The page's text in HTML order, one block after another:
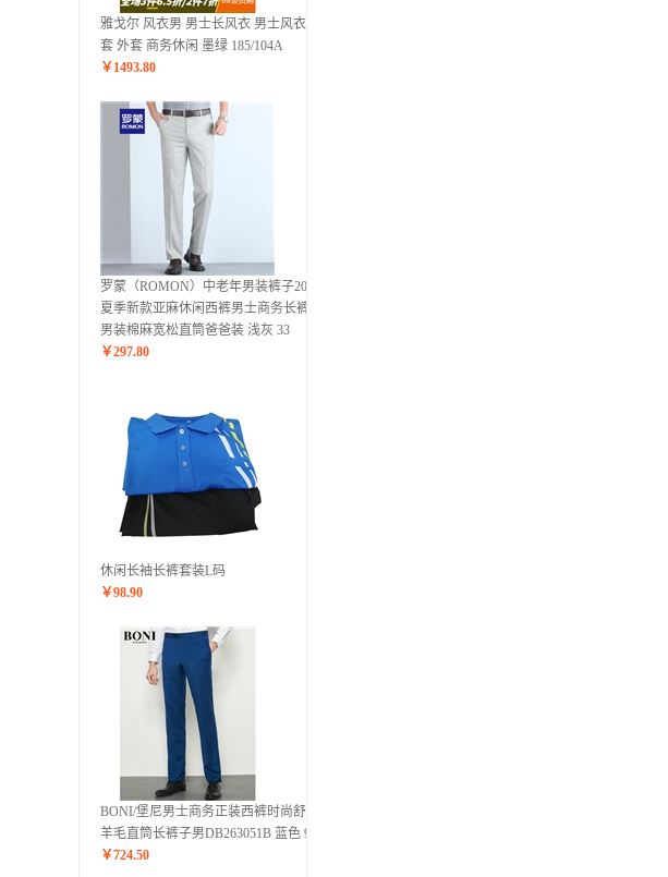
雅戈尔 风衣男 男士长风衣 男士风衣外
套 外套 商务休闲 墨绿 185/104A
￥ 1493.80
罗蒙（ROMON）中老年男装裤子2020
夏季新款亚麻休闲西裤男士商务长裤子
男装棉麻宽松直筒爸爸装 浅灰 33
￥297.80
休闲长袖长裤套装L码
￥98.90
BONI/堡尼男士商务正装西裤时尚舒适
羊毛直筒长裤子男DB263051B 蓝色 90
￥724.50